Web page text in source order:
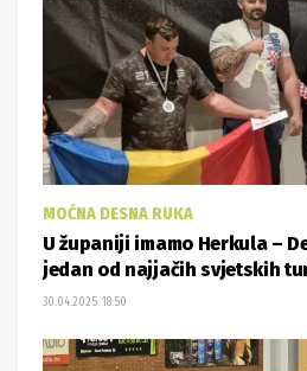
MOĆNA DESNA RUKA
U županiji imamo Herkula –
jedan od najjačih svjetskih
30.04.2025. 18:50